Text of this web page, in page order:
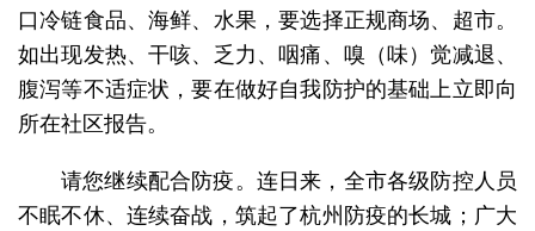
口冷链食品、海鲜、水果，要选择正规商场、超市。
如出现发热、干咳、乏力、咽痛、嗅（味）觉减退、
腹泻等不适症状，要在做好自我防护的基础上立即向
所在社区报告。
请您继续配合防疫。连日来，全市各级防控人员
不眠不休、连续奋战，筑起了杭州防疫的长城；广大